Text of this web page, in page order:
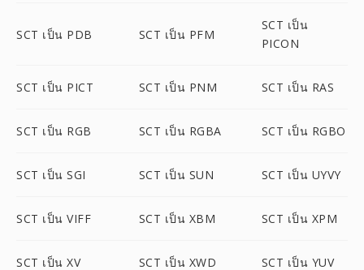
SCT เป็น PDB SCT เป็น PFM
SCT เป็น
PICON
SCT เป็น PICT SCT เป็น PNM SCT เป็น RAS
SCT เป็น RGB SCT เป็น RGBA SCT เป็น RGBO
SCT เป็น SGI SCT เป็น SUN SCT เป็น UYVY
SCT เป็น VIFF SCT เป็น XBM SCT เป็น XPM
SCT เป็น XV SCT เป็น XWD SCT เป็น YUV